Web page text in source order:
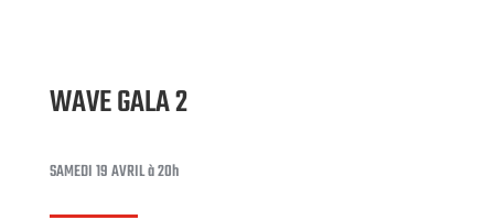
WAVE GALA 2
SAMEDI 19 AVRIL à 20h